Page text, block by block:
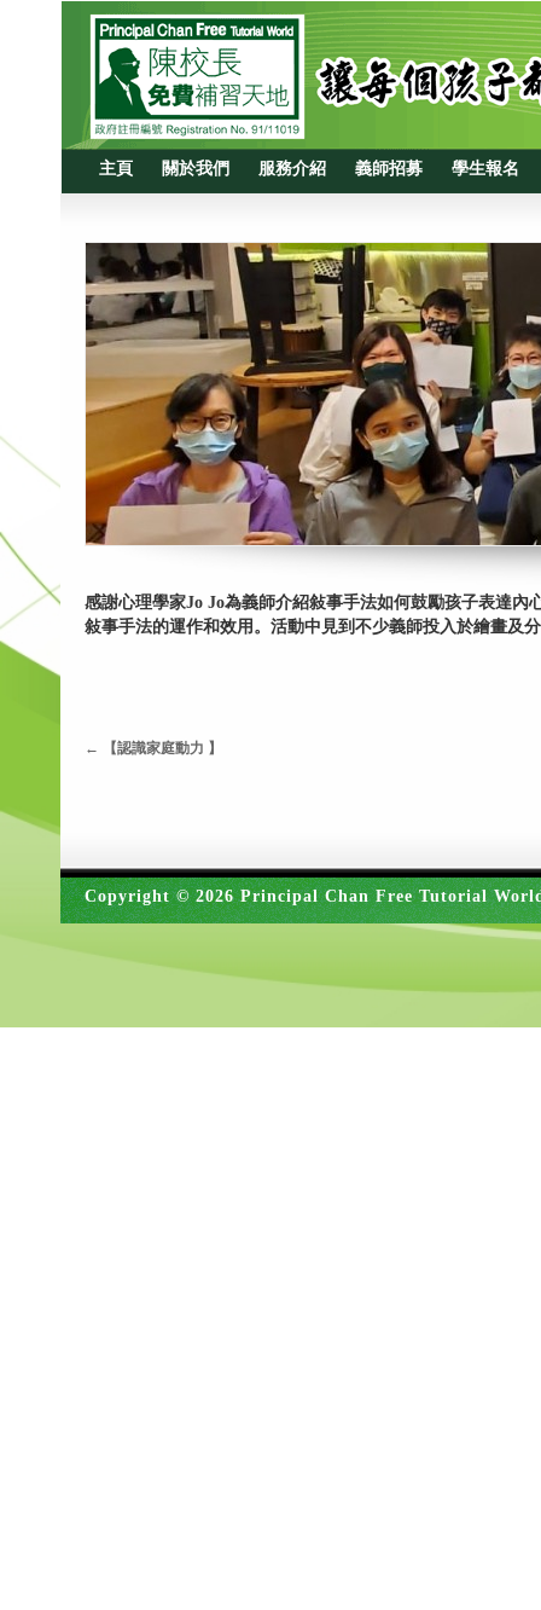
主頁 關於我們 服務介紹 義師招募 學生報名
感謝心理學家Jo Jo為義師介紹敍事手法如何鼓勵孩子表達
敍事手法的運作和效用。活動中見到不少義師投入於繪畫及
← 【認識家庭動力 】
Copyright © 2026 Principal Chan Free Tutorial